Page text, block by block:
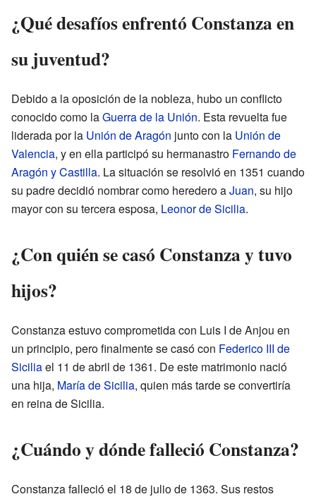
¿Qué desafíos enfrentó Constanza en
su juventud?
Debido a la oposición de la nobleza, hubo un conflicto
conocido como laGuerra de la Unión. Esta revuelta fue
liderada por la Unión de Aragón junto con la Unión de
Valencia, y en ella participó su hermanastro Fernando de
Aragón y Castilla. La situación se resolvió en 1351 cuando
su padre decidió nombrar como heredero aJuan, su hijo
mayor con su tercera esposa, Leonor de Sicilia.
¿Con quién se casó Constanza y tuvo
hijos?
Constanza estuvo comprometida con Luis I de Anjou en
un principio, pero finalmente se casó con Federico III de
Siciliael 11 de abril de 1361. De este matrimonio nació
una hija, María de Sicilia, quien más tarde se convertiría
en reina de Sicilia.
¿Cuándo y dónde falleció Constanza?
Constanza falleció el 18 de julio de 1363. Sus restos